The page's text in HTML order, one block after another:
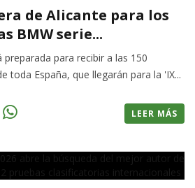
de Alicante para los
BMW serie...
preparada para recibir a las 150
toda España, que llegarán para la 'IX...
LEER MÁS